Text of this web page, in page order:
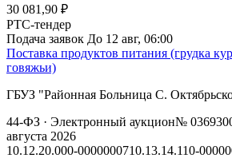
30 081,90 ₽
РТС-тендер
Подача заявок До 12 авг, 06:00
Поставка продуктов питания (грудка
говяжьи)
ГБУЗ "Районная Больница С.
44-ФЗ · Электронный аукцион№
августа 2026
10.12.20.000-0000000710.13.14.110-